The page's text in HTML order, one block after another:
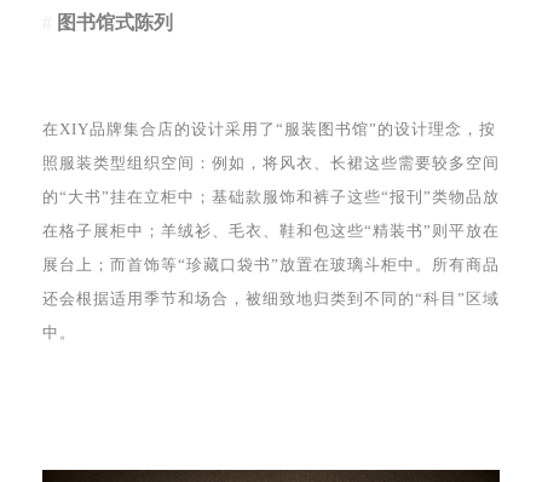
图书馆式陈列
在XIY品牌集合店的设计采用了“服装图书馆”的设计理念，按
照服装类型组织空间：例如，将风衣、长裙这些需要较多空间
的“大书”挂在立柜中；基础款服饰和裤子这些“报刊”类物品放
在格子展柜中；羊绒衫、毛衣、鞋和包这些“精装书”则平放在
展台上；而首饰等“珍藏口袋书”放置在玻璃斗柜中。所有商品
还会根据适用季节和场合，被细致地归类到不同的“科目”区域
中。